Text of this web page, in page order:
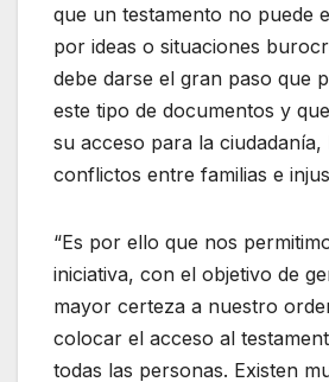
que un testamento no puede
por ideas o situaciones
debe darse el gran paso que
este tipo de documentos y
su acceso para la
conflictos entre familias e
“Es por ello que nos
iniciativa, con el objetivo de
mayor certeza a nuestro
colocar el acceso al
todas las personas. Existen